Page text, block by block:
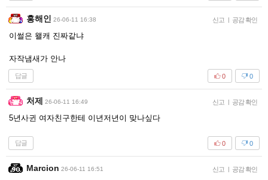
홍해인 26-06-11 16:38 신고 | 공감 확인
이썰은 왤캐 진짜같냐
자작냄새가 안나
답글 0
0
처제 26-06-11 16:49 신고 | 공감 확인
5년사귄 여자친구한테 이년저년이 맞나싶다
답글 0
0
Marcion 26-06-11 16:51 신고 | 공감 확인